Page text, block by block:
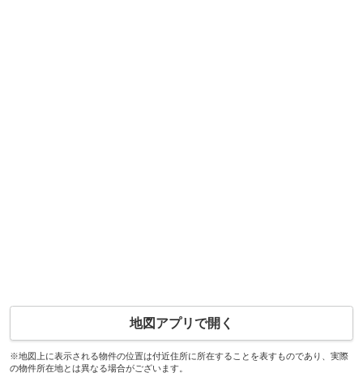
地図アプリで開く
※地図上に表示される物件の位置は付近住所に所在することを表すものであり、実際
の物件所在地とは異なる場合がございます。